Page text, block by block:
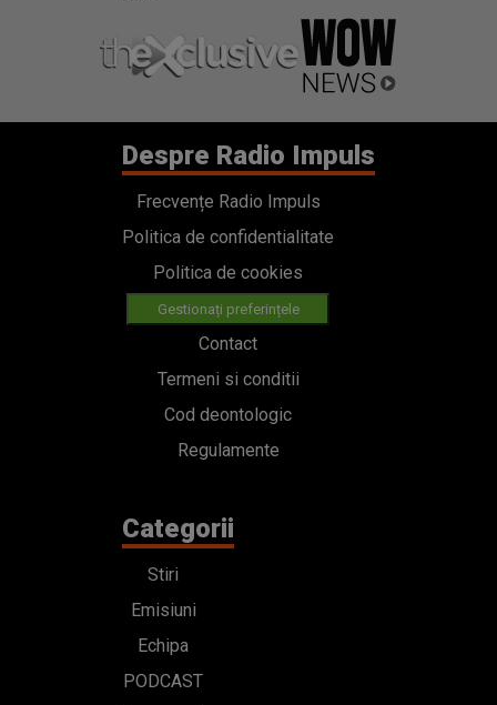
Despre Radio Impuls
Frecvențe Radio Impuls
Politica de confidentialitate
Politica de cookies
Gestionați preferințele
Contact
Termeni si conditii
Cod deontologic
Regulamente
Categorii
Stiri
Emisiuni
Echipa
PODCAST